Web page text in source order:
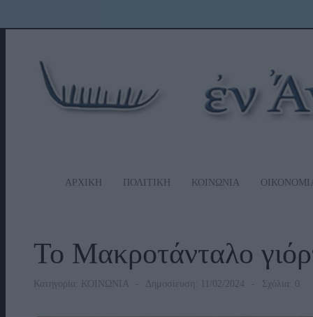
ΑΡΧΙΚΗ ΠΟΛΙΤΙΚΗ ΚΟΙΝΩΝΙΑ
Το Μακροτάνταλο
Κατηγορία: ΚΟΙΝΩΝΙΑ Δημοσίευση: 11/02/2024 Σχόλια: 0